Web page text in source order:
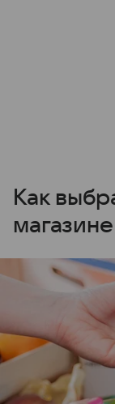
Как
магазине